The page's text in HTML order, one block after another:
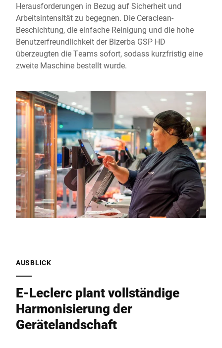
Herausforderungen in Bezug auf Sicherheit und
Arbeitsintensität zu begegnen. Die Ceraclean-
Beschichtung, die einfache Reinigung und die hohe
Benutzerfreundlichkeit der Bizerba GSP HD
überzeugten die Teams sofort, sodass kurzfristig eine
zweite Maschine bestellt wurde.
AUSBLICK
E-Leclerc plant vollständige
Harmonisierung der
Gerätelandschaft